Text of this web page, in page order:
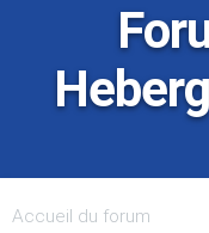
Accueil du forum